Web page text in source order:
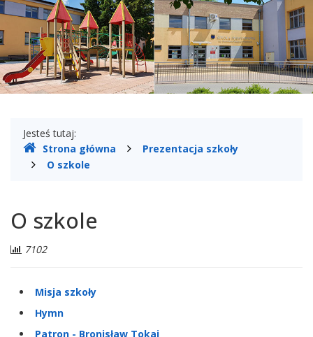
Gdzie
jesteśmy
Jesteś tutaj:
Strona główna
Prezentacja szkoły
O szkole
O szkole
Liczba
7102
Misja szkoły
Hymn
Patron - Bronisław Tokaj